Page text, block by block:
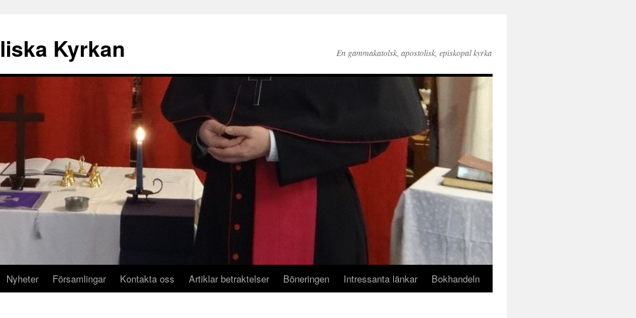
Kyrkan En gammakatolsk, apostolisk, episkopal kyrka
Nyheter Församlingar Kontakta oss Artiklar betraktelser Böneringen Intressanta länkar Bokhandeln